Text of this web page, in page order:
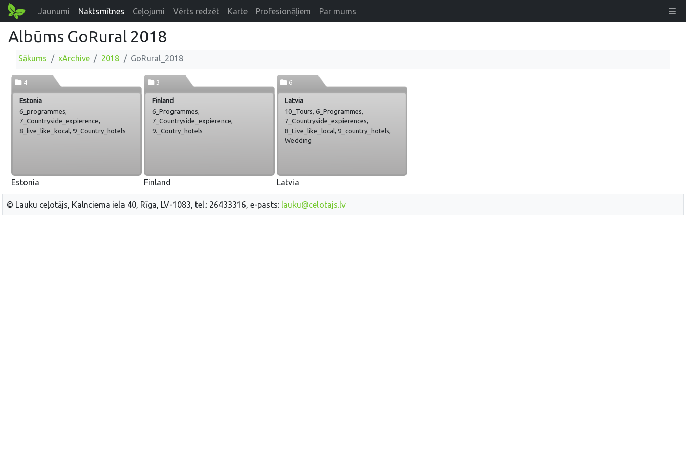
Jaunumi Naktsmītnes Ceļojumi Vērts redzēt Karte Profesionāļiem Par mums
Albūms GoRural 2018
Sākums xArchive 2018 GoRural_2018
4
Estonia
6_programmes,
7_Countryside_expierence,
8_live_like_kocal, 9_Country_hotels
Estonia
3
Finland
6_Programmes,
7_Countryside_expierence,
9._Coutry_hotels
Finland
6
Latvia
10_Tours, 6_Programmes,
7_Countryside_expierences,
8_Live_like_local, 9_country_hotels,
Wedding
Latvia
© Lauku ceļotājs, Kalnciema iela 40, Rīga, LV-1083, tel.: 26433316, e-pasts: lauku@celotajs.lv